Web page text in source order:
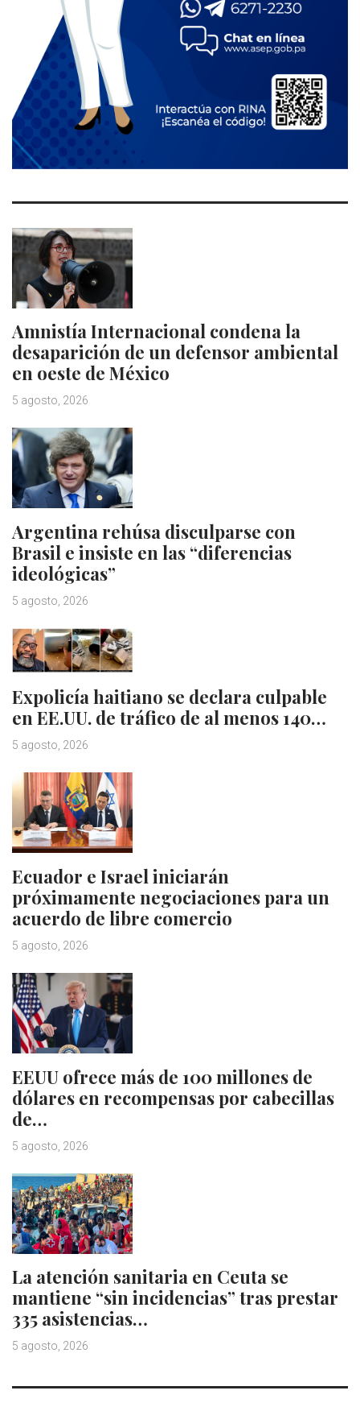
Amnistía Internacional condena la
desaparición de un defensor ambiental
en oeste de México
5 agosto, 2026
Argentina rehúsa disculparse con
Brasil e insiste en las “diferencias
ideológicas”
5 agosto, 2026
Expolicía haitiano se declara culpable
en EE.UU. de tráfico de al menos 140…
5 agosto, 2026
Ecuador e Israel iniciarán
próximamente negociaciones para un
acuerdo de libre comercio
5 agosto, 2026
EEUU ofrece más de 100 millones de
dólares en recompensas por cabecillas
de…
5 agosto, 2026
La atención sanitaria en Ceuta se
mantiene “sin incidencias” tras prestar
335 asistencias…
5 agosto, 2026